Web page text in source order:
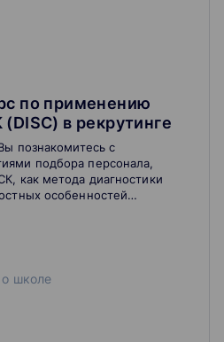
по применению
в рекрутинге
познакомитесь с
подбора персонала,
как метода диагностики
особенностей
использовать эти
в адаптационный период
о школе